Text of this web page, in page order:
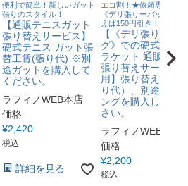
便利で簡単！新しいガット
張りのスタイル！
【通販テニスガット
張り替えサービス】
硬式テニス ガット張
替工賃(張り代) ※別
途ガットを購入して
ください。
ラフィノWEB本店
価格
¥2,420
税込
詳細を見る
エコ割！★依頼専用バッ
《デリ張りーバッグ》を
えば150円引き！
【《デリ張りーバ
グ》での硬式テニ
ラケット 通販ガッ
張り替えサービス
用】張り替え工賃(
り代）、別途スト
ングを購入してく
さい。
ラフィノWEB本店
価格
¥2,200
税込